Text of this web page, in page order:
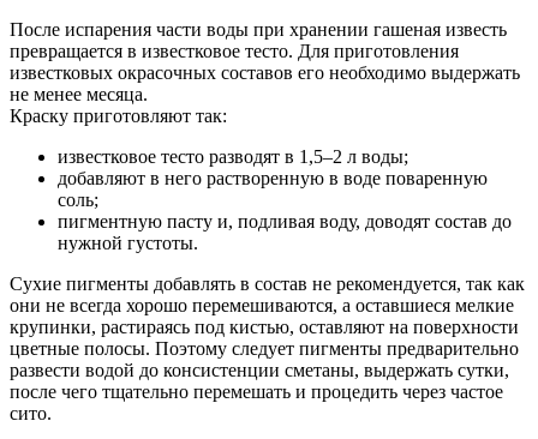
После испарения части воды при хранении гашеная известь
превращается в известковое тесто. Для приготовления
известковых окрасочных составов его необходимо выдержать
не менее месяца.
Краску приготовляют так:
известковое тесто разводят в 1,5–2 л воды;
добавляют в него растворенную в воде поваренную
соль;
пигментную пасту и, подливая воду, доводят состав до
нужной густоты.
Сухие пигменты добавлять в состав не рекомендуется, так как
они не всегда хорошо перемешиваются, а оставшиеся мелкие
крупинки, растираясь под кистью, оставляют на поверхности
цветные полосы. Поэтому следует пигменты предварительно
развести водой до консистенции сметаны, выдержать сутки,
после чего тщательно перемешать и процедить через частое
сито.